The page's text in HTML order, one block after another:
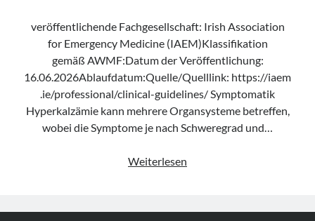
veröffentlichende Fachgesellschaft: Irish Association
for Emergency Medicine (IAEM)Klassifikation
gemäß AWMF:Datum der Veröffentlichung:
16.06.2026Ablaufdatum:Quelle/Quelllink: https://iaem
.ie/professional/clinical-guidelines/ Symptomatik
Hyperkalzämie kann mehrere Organsysteme betreffen,
wobei die Symptome je nach Schweregrad und…
Weiterlesen
Hypercalcaemia